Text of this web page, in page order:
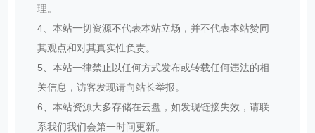
理。
4、本站一切资源不代表本站立场，并不代表本站赞同
其观点和对其真实性负责。
5、本站一律禁止以任何方式发布或转载任何违法的相
关信息，访客发现请向站长举报。
6、本站资源大多存储在云盘，如发现链接失效，请联
系我们我们会第一时间更新。